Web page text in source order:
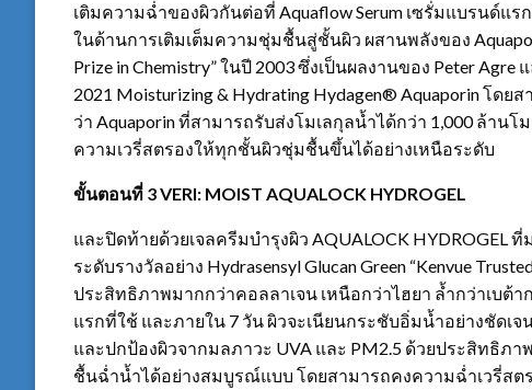
เติมความฉ่ำของผิวกันต่อที่ Aquaflow Serum เซรั่มแบรนด์แ
ในด้านการเติมเต็มความชุ่มชื้นสู่ชั้นผิว ผสานพลังของ
Prize in Chemistry” ในปี 2003 ซึ่งเป็นผลงานของ Peter Agre
2021 Moisturizing & Hydrating Hydagen® Aquaporin โ
ว่า Aquaporin ที่สามารถรับส่งโมเลกุลน้ำได้กว่า 1,000 ล้าน
ความเวรี่สตรองให้ทุกชั้นผิวชุ่มชื้นขึ้นได้อย่างเหนือระดับ
ขั้นตอนที่ 3 VERI: MOIST AQUALOCK HYDROGEL
และปิดท้ายด้วยเจลครีมบำรุงผิว AQUALOCK
ระดับรางวัลอย่าง Hydrasensyl Glucan Green “Kenvue
ประสิทธิภาพมากกว่าคอลลาเจน เหนือกว่าไฮยา ล้ำกว่าเบต้
แรกที่ใช้ และภายใน 7 วัน ผิวจะเนียนกระชับอิ่มน้ำอย่างชัดเ
และปกป้องผิวจากมลภาวะ UVA และ PM2.5 ด้วยประสิทธิภ
ชื้นฉ่ำน้ำได้อย่างสมบูรณ์แบบ โดยสามารถคงความฉ่ำเวรี่สต